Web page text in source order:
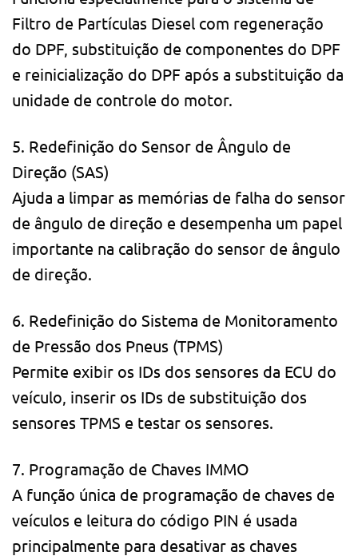
Filtro de Partículas Diesel com regeneração
do DPF, substituição de componentes do DPF
e reinicialização do DPF após a substituição da
unidade de controle do motor.
5. Redefinição do Sensor de Ângulo de
Direção (SAS)
Ajuda a limpar as memórias de falha do sensor
de ângulo de direção e desempenha um papel
importante na calibração do sensor de ângulo
de direção.
6. Redefinição do Sistema de Monitoramento
de Pressão dos Pneus (TPMS)
Permite exibir os IDs dos sensores da ECU do
veículo, inserir os IDs de substituição dos
sensores TPMS e testar os sensores.
7. Programação de Chaves IMMO
A função única de programação de chaves de
veículos e leitura do código PIN é usada
principalmente para desativar as chaves